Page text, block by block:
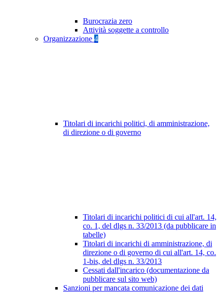
Burocrazia zero
Attività soggette a controllo
Organizzazione 4
Titolari di incarichi politici, di amministrazione,
di direzione o di governo
Titolari di incarichi politici di cui all'art. 14,
co. 1, del dlgs n. 33/2013 (da pubblicare in
tabelle)
Titolari di incarichi di amministrazione, di
direzione o di governo di cui all'art. 14, co.
1-bis, del dlgs n. 33/2013
Cessati dall'incarico (documentazione da
pubblicare sul sito web)
Sanzioni per mancata comunicazione dei dati